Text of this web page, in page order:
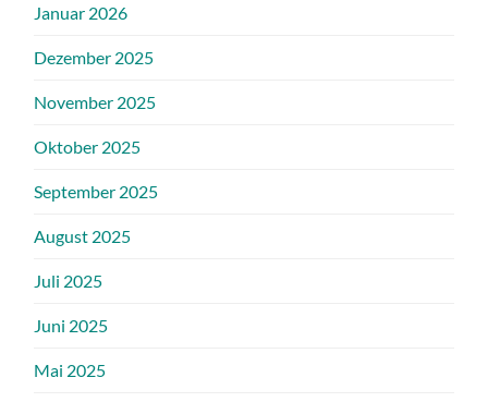
Januar 2026
Dezember 2025
November 2025
Oktober 2025
September 2025
August 2025
Juli 2025
Juni 2025
Mai 2025